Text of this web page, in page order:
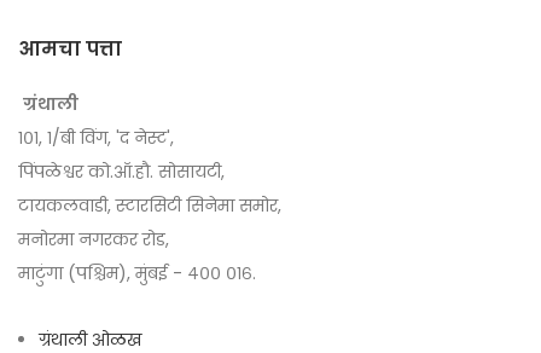
आमचा पत्ता
ग्रंथाली
१०१, १/बी विंग, 'द नेस्ट',
पिंपळेश्वर को.ऑ.हौ. सोसायटी,
टायकलवाडी, स्टारसिटी सिनेमा समोर,
मनोरमा नगरकर रोड,
माटुंगा (पश्चिम), मुंबई - ४०० ०१६.
ग्रंथाली ओळख